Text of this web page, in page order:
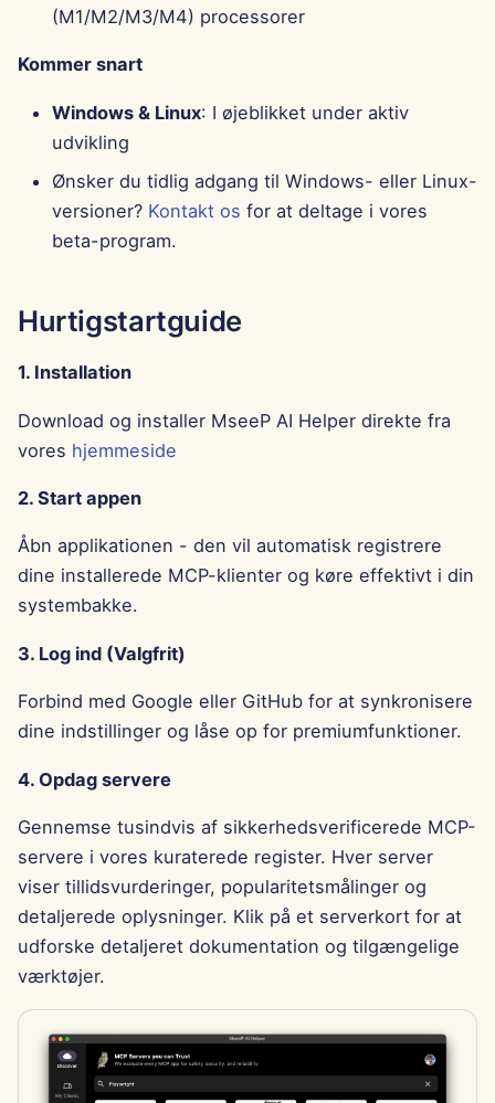
28. juni 2024
12. november 2023
6. november 2023
30. oktober 2023
23. oktober 2023
16. oktober 2023
8. september 2023
(M1/M2/M3/M4) processorer
Kommer snart
Windows & Linux: I øjeblikket under aktiv
udvikling
Ønsker du tidlig adgang til Windows- eller Linux-
versioner? Kontakt os for at deltage i vores
beta-program.
Hurtigstartguide
1. Installation
Download og installer MseeP AI Helper direkte fra
vores hjemmeside
2. Start appen
Åbn applikationen - den vil automatisk registrere
dine installerede MCP-klienter og køre effektivt i din
systembakke.
3. Log ind (Valgfrit)
Forbind med Google eller GitHub for at synkronisere
dine indstillinger og låse op for premiumfunktioner.
4. Opdag servere
Gennemse tusindvis af sikkerhedsverificerede MCP-
servere i vores kuraterede register. Hver server
viser tillidsvurderinger, popularitetsmålinger og
detaljerede oplysninger. Klik på et serverkort for at
udforske detaljeret dokumentation og tilgængelige
værktøjer.